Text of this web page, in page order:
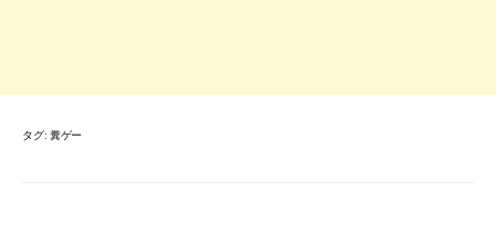
タグ: 糞ゲー